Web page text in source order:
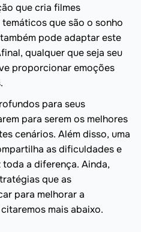
que cria filmes
que são o sonho
pode adaptar este
qualquer que seja seu
proporcionar emoções
para seus
para serem os melhores
cenários. Além disso, uma
as dificuldades e
a diferença. Ainda,
que as
para melhorar a
mais abaixo.